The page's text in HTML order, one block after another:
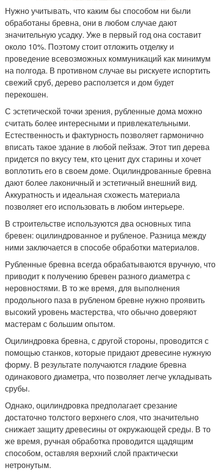
Нужно учитывать, что каким бы способом ни были
обработаны бревна, они в любом случае дают
значительную усадку. Уже в первый год она составит
около 10%. Поэтому стоит отложить отделку и
проведение всевозможных коммуникаций как минимум
на полгода. В противном случае вы рискуете испортить
свежий сруб, дерево расползется и дом будет
перекошен.
С эстетической точки зрения, рубленные дома можно
считать более интересными и привлекательными.
Естественность и фактурность позволяет гармонично
вписать такое здание в любой пейзаж. Этот тип дерева
придется по вкусу тем, кто ценит дух старины и хочет
воплотить его в своем доме. Оцилиндрованные бревна
дают более лаконичный и эстетичный внешний вид.
Аккуратность и идеальная схожесть материала
позволяет его использовать в любом интерьере.
В строительстве используются два основных типа
бревен: оцилиндрованное и рубленое. Разница между
ними заключается в способе обработки материалов.
Рубленные бревна всегда обрабатываются вручную, что
приводит к получению бревен разного диаметра с
неровностями. В то же время, для выполнения
продольного паза в рубленом бревне нужно проявить
высокий уровень мастерства, что обычно доверяют
мастерам с большим опытом.
Оцилиндровка бревна, с другой стороны, проводится с
помощью станков, которые придают древесине нужную
форму. В результате получаются гладкие бревна
одинакового диаметра, что позволяет легче укладывать
срубы.
Однако, оцилиндровка предполагает срезание
достаточно толстого верхнего слоя, что значительно
снижает защиту древесины от окружающей среды. В то
же время, ручная обработка проводится щадящим
способом, оставляя верхний слой практически
нетронутым.